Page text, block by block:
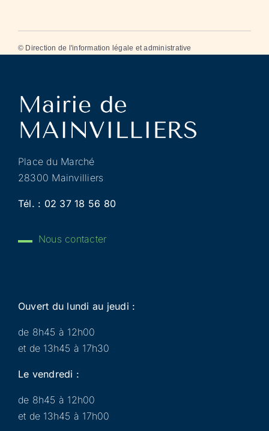
© Direction de l'information légale et administrative
Place du Marché
28300 Mainvilliers
Tél. : 02 37 18 56 80
Nous contacter
Ouvert du lundi au jeudi :
de 8h45 à 12h00
et de 13h45 à 17h30
Le vendredi :
de 8h45 à 12h00
et de 13h45 à 17h00